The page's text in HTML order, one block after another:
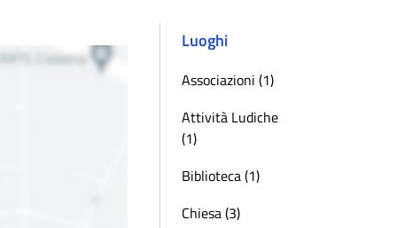
Luoghi
Associazioni (1)
Attività Ludiche
(1)
Biblioteca (1)
Chiesa (3)